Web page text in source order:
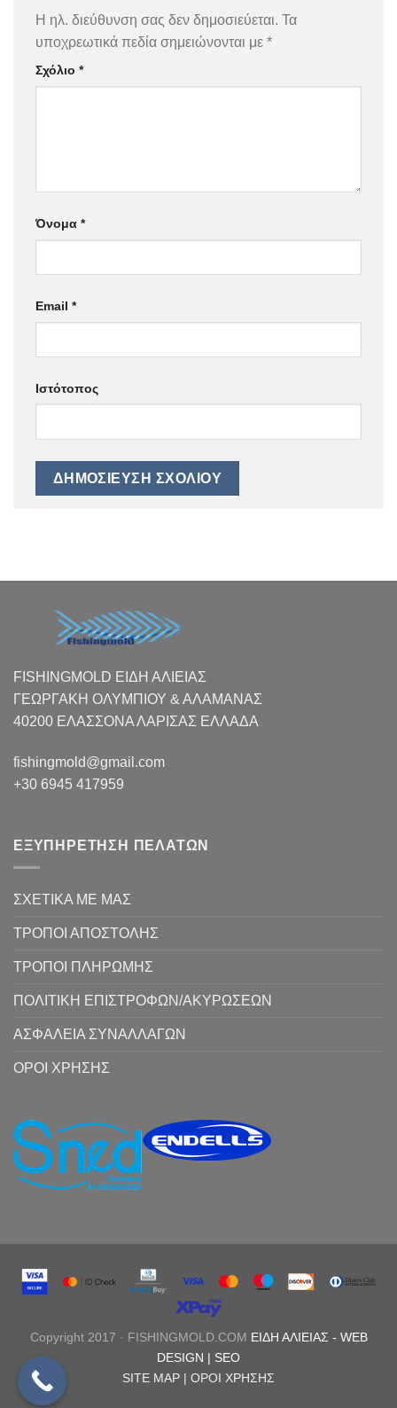
Η ηλ. διεύθυνση σας δεν δημοσιεύεται. Τα
υποχρεωτικά πεδία σημειώνονται με *
Σχόλιο *
Όνομα *
Email *
Ιστότοπος
FISHINGMOLD ΕΙΔΗ ΑΛΙΕΙΑΣ
ΓΕΩΡΓΑΚΗ ΟΛΥΜΠΙΟΥ & ΑΛΑΜΑΝΑΣ
40200 ΕΛΑΣΣΟΝΑ ΛΑΡΙΣΑΣ EΛΛΑΔΑ
fishingmold@gmail.com
+30 6945 417959
ΕΞΥΠΗΡΕΤΗΣΗ ΠΕΛΑΤΩΝ
ΣΧΕΤΙΚΑ ΜΕ ΜΑΣ
ΤΡΟΠΟΙ ΑΠΟΣΤΟΛΗΣ
ΤΡΟΠΟΙ ΠΛΗΡΩΜΗΣ
ΠΟΛΙΤΙΚΗ ΕΠΙΣΤΡΟΦΩΝ/ΑΚΥΡΩΣΕΩΝ
ΑΣΦΑΛΕΙΑ ΣΥΝΑΛΛΑΓΩΝ
ΟΡΟΙ ΧΡΗΣΗΣ
Copyright 2017 · FISHINGMOLD.COM ΕΙΔΗ ΑΛΙΕΙΑΣ - WEB
DESIGN | SEO
SITE MAP | ΟΡΟΙ ΧΡΗΣΗΣ